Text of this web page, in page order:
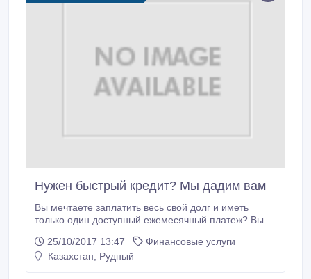
Нужен быстрый кредит? Мы дадим вам
Вы мечтаете заплатить весь свой долг и иметь
только один доступный ежемесячный платеж? Вы
хотите финансировать свой бизнес, но нет денег, и
вы занесены в черный список? Это вам. Мы
25/10/2017 13:47
Финансовые услуги
Казахстан, Рудный